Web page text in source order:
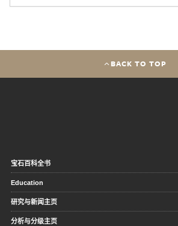
BACK TO TOP
宝石百科全书
Education
研究与新闻主页
分析与分级主页